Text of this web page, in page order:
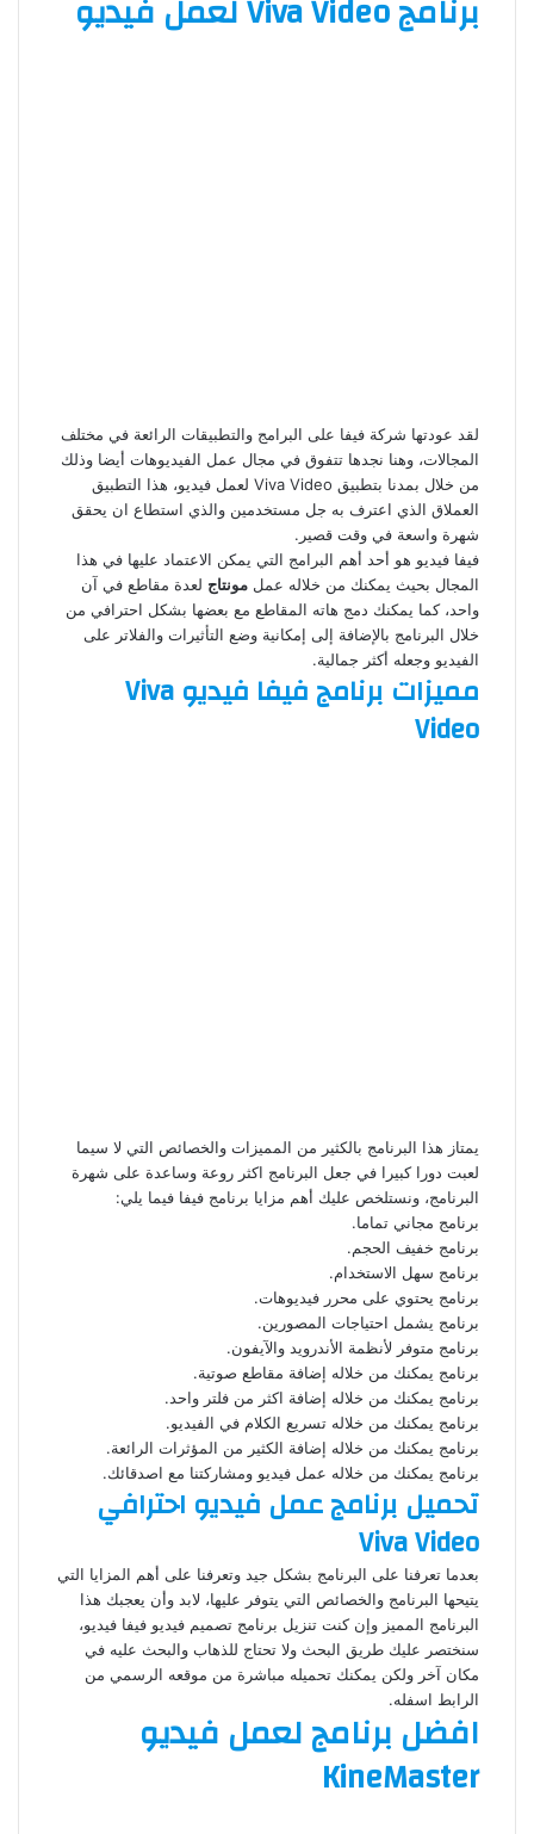
برنامج Viva Video لعمل فيديو
لقد عودتها شركة فيفا على البرامج والتطبيقات الرائعة في مختلف
المجالات، وهنا نجدها تتفوق في مجال عمل الفيديوهات أيضا وذلك
من خلال بمدنا بتطبيق Viva Video لعمل فيديو، هذا التطبيق
العملاق الذي اعترف به جل مستخدمين والذي استطاع ان يحقق
شهرة واسعة في وقت قصير.
فيفا فيديو هو أحد أهم البرامج التي يمكن الاعتماد عليها في هذا
المجال بحيث يمكنك من خلاله عمل مونتاج لعدة مقاطع في آن
واحد، كما يمكنك دمج هاته المقاطع مع بعضها بشكل احترافي من
خلال البرنامج بالإضافة إلى إمكانية وضع التأثيرات والفلاتر على
الفيديو وجعله أكثر جمالية.
مميزات برنامج فيفا فيديو Viva
Video
يمتاز هذا البرنامج بالكثير من المميزات والخصائص التي لا سيما
لعبت دورا كبيرا في جعل البرنامج اكثر روعة وساعدة على شهرة
البرنامج، ونستلخص عليك أهم مزايا برنامج فيفا فيما يلي:
برنامج مجاني تماما.
برنامج خفيف الحجم.
برنامج سهل الاستخدام.
برنامج يحتوي على محرر فيديوهات.
برنامج يشمل احتياجات المصورين.
برنامج متوفر لأنظمة الأندرويد والآيفون.
برنامج يمكنك من خلاله إضافة مقاطع صوتية.
برنامج يمكنك من خلاله إضافة اكثر من فلتر واحد.
برنامج يمكنك من خلاله تسريع الكلام في الفيديو.
برنامج يمكنك من خلاله إضافة الكثير من المؤثرات الرائعة.
برنامج يمكنك من خلاله عمل فيديو ومشاركتنا مع اصدقائك.
تحميل برنامج عمل فيديو احترافي
Viva Video
بعدما تعرفنا على البرنامج بشكل جيد وتعرفنا على أهم المزايا التي
يتيحها البرنامج والخصائص التي يتوفر عليها، لابد وأن يعجبك هذا
البرنامج المميز وإن كنت تنزيل برنامج تصميم فيديو فيفا فيديو،
سنختصر عليك طريق البحث ولا تحتاج للذهاب والبحث عليه في
مكان آخر ولكن يمكنك تحميله مباشرة من موقعه الرسمي من
الرابط اسفله.
افضل برنامج لعمل فيديو
KineMaster